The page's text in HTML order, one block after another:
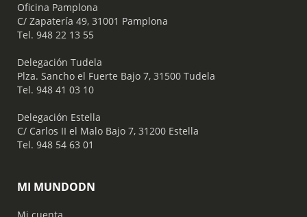
Oficina Pamplona
C/ Zapatería 49, 31001 Pamplona
Tel. 948 22 13 55
​ Delegación Tudela
Plza. Sancho el Fuerte Bajo 7, 31500 Tudela
Tel. 948 41 03 10
​ Delegación Estella
C/ Carlos II el Malo Bajo 7, 31200 Estella
Tel. 948 54 63 01
MI MUNDODN